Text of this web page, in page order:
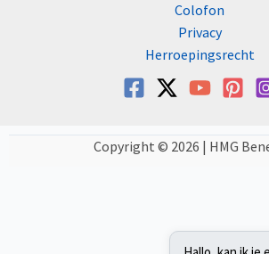
Colofon
Privacy
Herroepingsrecht
Copyright © 2026 | HMG